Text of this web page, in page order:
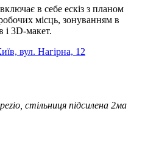
включає в себе ескіз з планом
місць, зонуванням в
і 3D-макет.
вул. Нагірна, 12
стільниця підсилена 2ма